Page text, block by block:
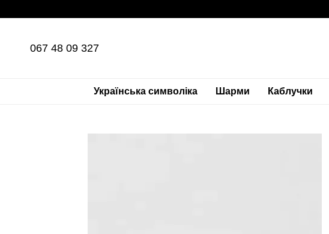
067 48 09 327
Українська символіка Шарми Каблучки